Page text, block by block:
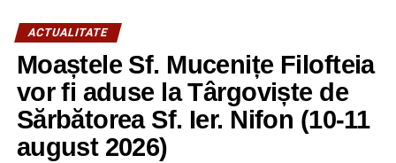
ACTUALITATE
Moaștele Sf. Mucenițe Filofteia
vor fi aduse la Târgoviște de
Sărbătorea Sf. Ier. Nifon (10-11
august 2026)